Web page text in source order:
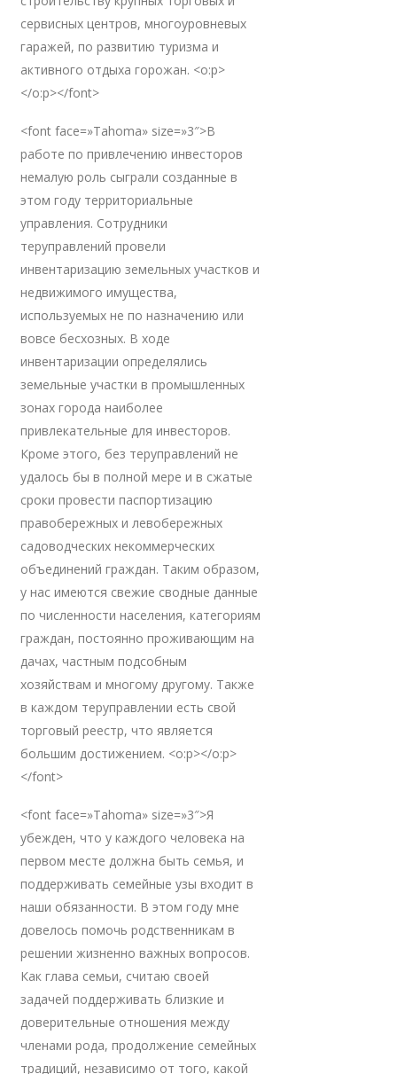
сервисных центров, многоуровневых
гаражей, по развитию туризма и
активного отдыха горожан. <o:p>
</o:p></font>
<font face=»Tahoma» size=»3″>В
работе по привлечению инвесторов
немалую роль сыграли созданные в
этом году территориальные
управления. Сотрудники
теруправлений провели
инвентаризацию земельных участков и
недвижимого имущества,
используемых не по назначению или
вовсе бесхозных. В ходе
инвентаризации определялись
земельные участки в промышленных
зонах города наиболее
привлекательные для инвесторов.
Кроме этого, без теруправлений не
удалось бы в полной мере и в сжатые
сроки провести паспортизацию
правобережных и левобережных
садоводческих некоммерческих
объединений граждан. Таким образом,
у нас имеются свежие сводные данные
по численности населения, категориям
граждан, постоянно проживающим на
дачах, частным подсобным
хозяйствам и многому другому. Также
в каждом теруправлении есть свой
торговый реестр, что является
большим достижением. <o:p></o:p>
</font>
<font face=»Tahoma» size=»3″>Я
убежден, что у каждого человека на
первом месте должна быть семья, и
поддерживать семейные узы входит в
наши обязанности. В этом году мне
довелось помочь родственникам в
решении жизненно важных вопросов.
Как глава семьи, считаю своей
задачей поддерживать близкие и
доверительные отношения между
членами рода, продолжение семейных
традиций, независимо от того, какой